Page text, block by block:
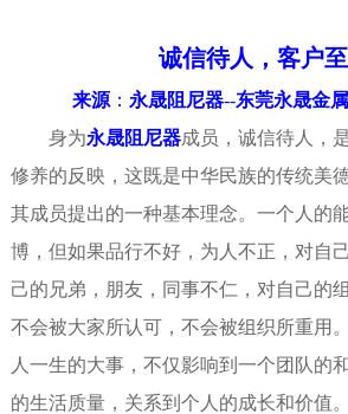
诚信待人，客户
来源 ： 永晟阻尼器--东莞永晟金
身为永晟阻尼器成员，诚信待人，
修养的反映，这既是中华民族的传统美
其成员提出的一种基本理念。一个人的
博，但如果品行不好，为人不正，对自己
己的兄弟， 朋友 ，同事不仁，对自己的
不会被大家所认可，不会被组织所重用
人一生的大事，不仅影响到一个团队的
的生活质量，关系到个人的成长和价值